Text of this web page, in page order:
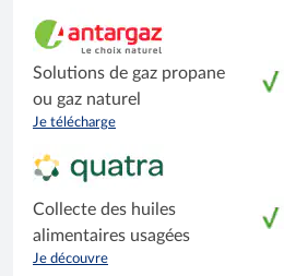
Solutions de gaz propane
ou gaz naturel
Je télécharge
Collecte des huiles
alimentaires usagées
Je découvre